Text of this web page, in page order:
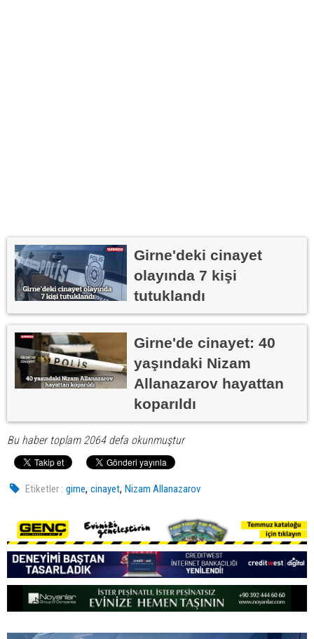
Girne'deki cinayet
olayında 7 kişi
tutuklandı
Girne'de cinayet: 40
yaşındaki Nizam
Allanazarov hayattan
koparıldı
Bu haber toplam 2064 defa okunmuştur
Etiketler : girne,cinayet,Nizam Allanazarov